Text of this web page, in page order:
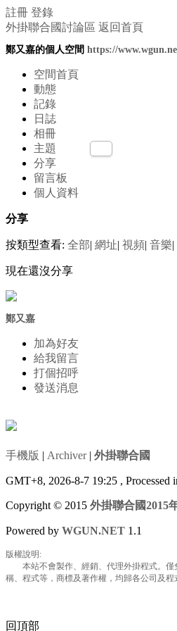
註冊 登錄
外掛聯合國討論區 返回首頁
鄭又嘉的個人空間 https://
空間首頁
動態
記錄
日誌
相冊
主題
分享
留言板
個人資料
分享
按類型查看: 全部| 網址| 視頻| 音樂|
現在還沒分享
鄭又嘉
加為好友
給我留言
打個招呼
發送消息
手機版 | Archiver| 外掛聯合國
GMT+8, 2026-8-7 19:25 , Processed
Copyright © 2015 外掛聯合國2015
Powered by WGUN.NET 1.1
版權說明:
本站不會製作、經銷、代理外掛程式。僅
稱、程式等，商標及著作權，均歸各公司及
回頂部